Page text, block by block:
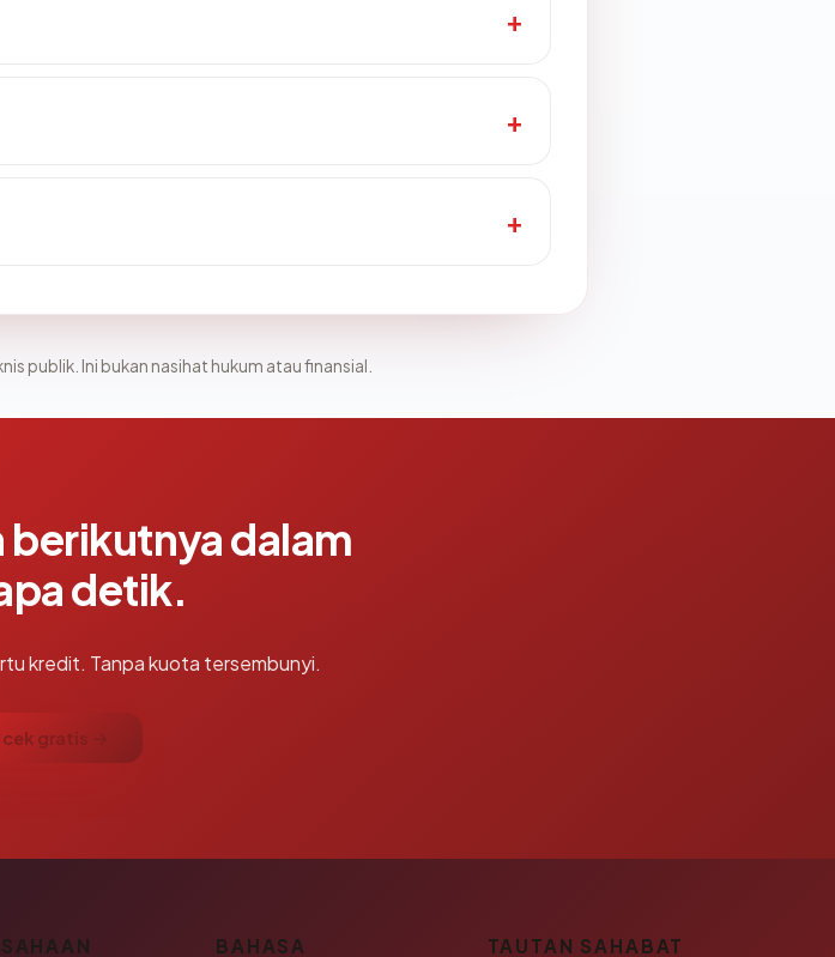
publik. Ini bukan nasihat hukum atau finansial.
berikutnya dalam
detik.
kredit. Tanpa kuota tersembunyi.
cek gratis →
BAHASA TAUTAN SAHABAT